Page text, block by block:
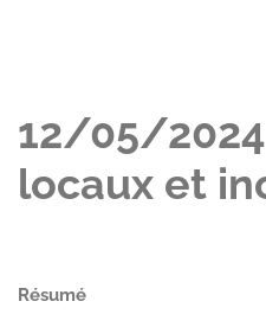
12/05/
locaux et
Résumé